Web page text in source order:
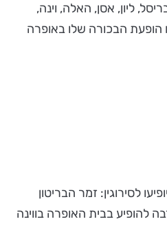
ליון, אסן, האלה, וינה,
הופעת הבכורה שלו באופרה
לסירוגין: זמר הבריטון
להופיע בבית האופרה בווינה